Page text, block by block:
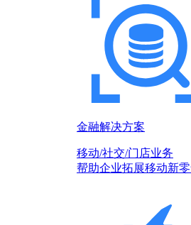
金融解决方案
移动/社交/门店业务
帮助企业拓展移动新